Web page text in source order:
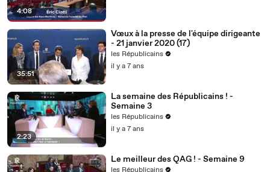
4:08
35:51
Vœux à la presse de l'équipe dirigeante
- 21 janvier 2020 (17)
les Républicains
il y a 7 ans
2:23
La semaine des Républicains ! -
Semaine 3
les Républicains
il y a 7 ans
Le meilleur des QAG ! - Semaine 9